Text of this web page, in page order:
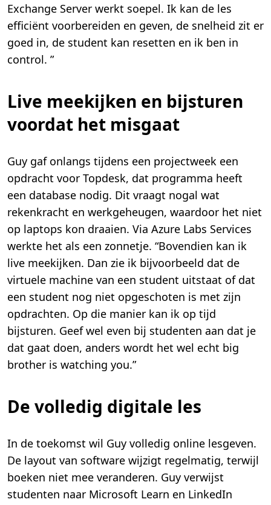
Exchange Server werkt soepel. Ik kan de les
efficiënt voorbereiden en geven, de snelheid zit er
goed in, de student kan resetten en ik ben in
control. ”
Live meekijken en bijsturen
voordat het misgaat
Guy gaf onlangs tijdens een projectweek een
opdracht voor Topdesk, dat programma heeft
een database nodig. Dit vraagt nogal wat
rekenkracht en werkgeheugen, waardoor het niet
op laptops kon draaien. Via Azure Labs Services
werkte het als een zonnetje. “Bovendien kan ik
live meekijken. Dan zie ik bijvoorbeeld dat de
virtuele machine van een student uitstaat of dat
een student nog niet opgeschoten is met zijn
opdrachten. Op die manier kan ik op tijd
bijsturen. Geef wel even bij studenten aan dat je
dat gaat doen, anders wordt het wel echt big
brother is watching you.”
De volledig digitale les
In de toekomst wil Guy volledig online lesgeven.
De layout van software wijzigt regelmatig, terwijl
boeken niet mee veranderen. Guy verwijst
studenten naar Microsoft Learn en LinkedIn